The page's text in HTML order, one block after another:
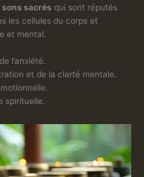
sons sacrés qui sont réputés
les cellules du corps et
et mental.
l’anxiété.
et de la clarté mentale.
spirituelle.